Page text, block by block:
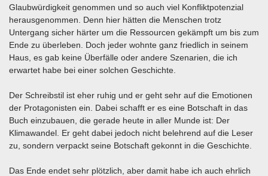
Glaubwürdigkeit genommen und so auch viel Konfliktpotenzial
herausgenommen. Denn hier hätten die Menschen trotz
Untergang sicher härter um die Ressourcen gekämpft um bis zum
Ende zu überleben. Doch jeder wohnte ganz friedlich in seinem
Haus, es gab keine Überfälle oder andere Szenarien, die ich
erwartet habe bei einer solchen Geschichte.
Der Schreibstil ist eher ruhig und er geht sehr auf die Emotionen
der Protagonisten ein. Dabei schafft er es eine Botschaft in das
Buch einzubauen, die gerade heute in aller Munde ist: Der
Klimawandel. Er geht dabei jedoch nicht belehrend auf die Leser
zu, sondern verpackt seine Botschaft gekonnt in die Geschichte.
Das Ende endet sehr plötzlich, aber damit habe ich auch ehrlich